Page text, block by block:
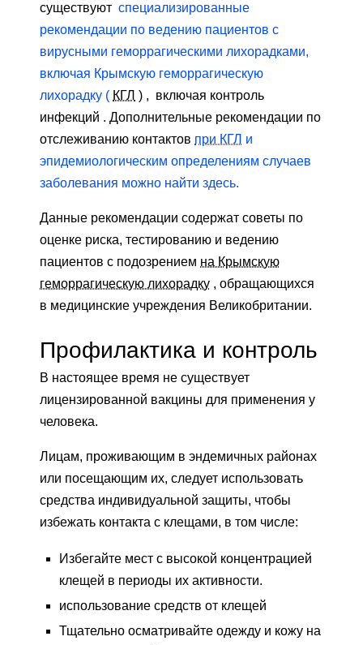
существуют специализированные
рекомендации по ведению пациентов с
вирусными геморрагическими лихорадками,
включая Крымскую геморрагическую
лихорадку ( КГЛ ) , включая контроль
инфекций . Дополнительные рекомендации по
отслеживанию контактов при КГЛ и
эпидемиологическим определениям случаев
заболевания можно найти здесь.
Данные рекомендации содержат советы по
оценке риска, тестированию и ведению
пациентов с подозрением на Крымскую
геморрагическую лихорадку , обращающихся
в медицинские учреждения Великобритании.
Профилактика и контроль
В настоящее время не существует
лицензированной вакцины для применения у
человека.
Лицам, проживающим в эндемичных районах
или посещающим их, следует использовать
средства индивидуальной защиты, чтобы
избежать контакта с клещами, в том числе:
Избегайте мест с высокой концентрацией
клещей в периоды их активности.
использование средств от клещей
Тщательно осматривайте одежду и кожу на